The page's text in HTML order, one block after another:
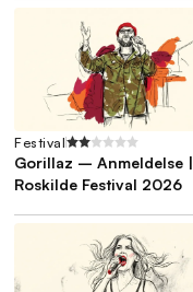
Festival
Gorillaz – Anmeldelse |
Roskilde Festival 2026